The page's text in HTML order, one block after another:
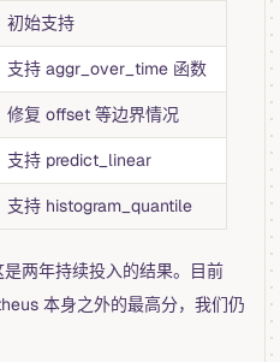
初始支持
支持 aggr_over_time 函数
修复 offset 等边界情况
支持 predict_linear
支持 histogram_quantile
两年持续投入的结果。目前
本身之外的最高分，我们仍